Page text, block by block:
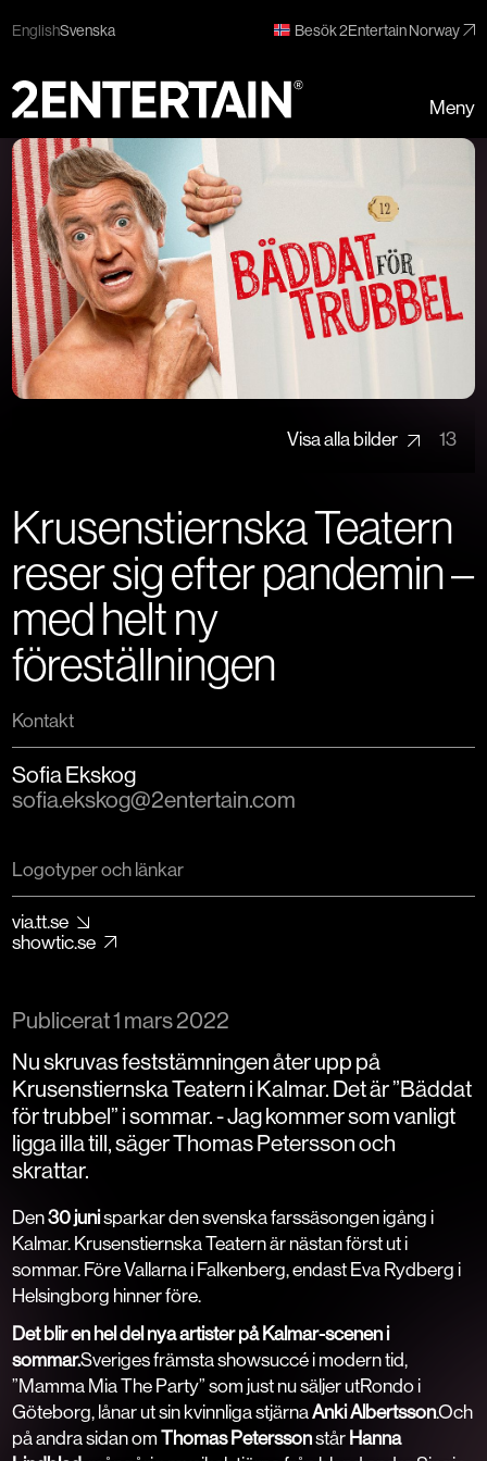
EnglishSvenska Besök 2Entertain Norway
Meny
Visa alla bilder 13
Krusenstiernska Teatern
reser sig efter pandemin –
med helt ny
föreställningen
Kontakt
Sofia Ekskog
sofia.ekskog@2entertain.com
Logotyper och länkar
via.tt.se
showtic.se
Publicerat1 mars 2022
Nu skruvas feststämningen åter upp på
Krusenstiernska Teatern i Kalmar. Det är ”Bäddat
för trubbel” i sommar. - Jag kommer som vanligt
ligga illa till, säger Thomas Petersson och
skrattar.
Den30 junisparkar den svenska farssäsongen igång i
Kalmar. Krusenstiernska Teatern är nästan först ut i
sommar. Före Vallarna i Falkenberg, endast Eva Rydberg i
Helsingborg hinner före.
Det blir en hel del nya artister på Kalmar-scenen i
sommar.Sveriges främsta showsuccé i modern tid,
”Mamma Mia The Party” som just nu säljer utRondo i
Göteborg, lånar ut sin kvinnliga stjärnaAnki Albertsson.Och
på andra sidan om Thomas Peterssonstår Hanna